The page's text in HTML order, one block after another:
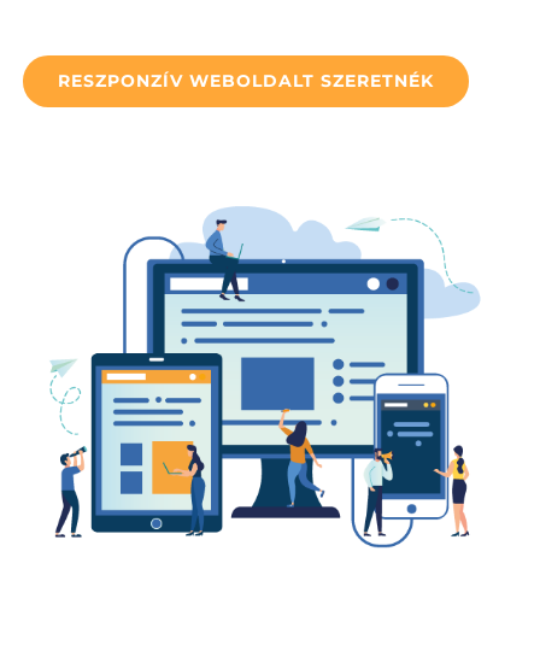
RESZPONZÍV WEBOLDALT SZERETNÉK